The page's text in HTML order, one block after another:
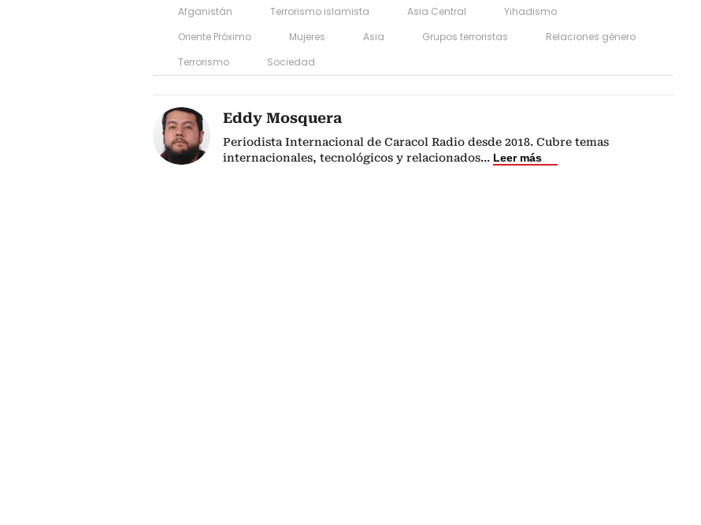
Afganistán Terrorismo islamista Asia Central
Yihadismo
Oriente Próximo
Mujeres Asia Grupos terroristas
Relaciones género
Terrorismo
Sociedad
Eddy Mosquera
Periodista Internacional de Caracol Radio desde 2018. Cubre temas
internacionales, tecnológicos y relacionados... Leer más